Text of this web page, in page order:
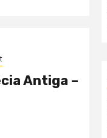
Antiga –